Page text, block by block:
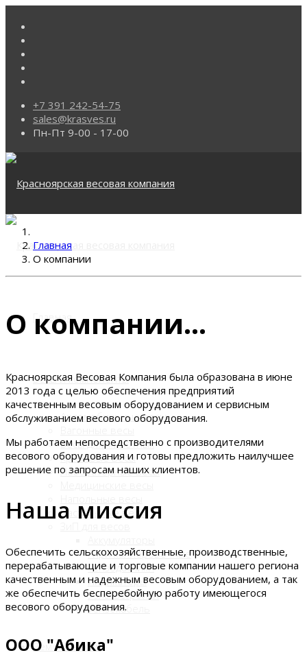
+7 391 242-54-75
sales@krasves.ru
Пн-Пт 9-00 - 17-00
Главная
Весы и компоненты
Автомобильные весы
Весы для животных
Крановые весы
Лабораторные весы
Настольные весы
Гири калибровочные
Тензодатчики
Индикаторы
Узлы встройки
Тензокабель
Ремонт весов
Главная
О компании
О компании...
Красноярская Весовая Компания была образована в июне
2013 года с целью обеспечения предприятий
качественным весовым оборудованием и сервисным
обслуживанием весового оборудования.
Мы работаем непосредственно с производителями
весового оборудования и готовы предложить наилучшее
решение по запросам наших клиентов.
Наша миссия
Обеспечить сельскохозяйственные, производственные,
перерабатывающие и торговые компании нашего региона
качественным и надежным весовым оборудованием, а так
же обеспечить бесперебойную работу имеющегося
весового оборудования.
ООО "Абика"